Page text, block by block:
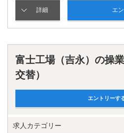
富士工場（吉永）の操
交替）
求人カテゴリー